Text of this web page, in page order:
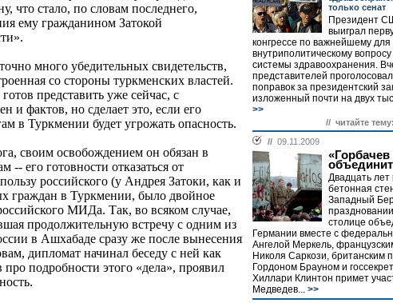
что стало, по словам последнего,
ему гражданином Затокой
много убедительных свидетельств,
со стороны туркменских властей.
представить уже сейчас, с
и фактов, но сделает это, если его
в Туркмении будет угрожать опасность.
своим освобождением он обязан в
-- его готовности отказаться от
российского (у Андрея Затоки, как и
граждан в Туркмении, было двойное
МИДа. Так, во всяком случае,
продолжительную встречу с одним из
в Ашхабаде сразу же после вынесения
дипломат начинал беседу с ней как
подробности этого «дела», проявил
только сенат
Президент
выиграл
конгрессе по важнейшему для
внутриполитическому
системы здравоохранения.
представителей
поправок за президентский
изложенный почти на двух
>>
// читайте тему:
// 09.11.2009
Двадцать
бетонная
Западный
столице
Германии вместе с
Ангелой Меркель,
Николя Саркози, британским
Гордоном Брауном и
Хиллари Клинтон примет
Медведев... >>